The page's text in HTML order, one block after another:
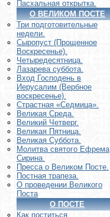
Пасхальная открытка.
О ВЕЛИКОМ ПОСТЕ
Три подготовительные
недели.
Сыропуст (Прощенное
Воскресенье).
Четыредесятница.
Лазарева суббота.
Вход Господень в
Иерусалим (Вербное
воскресенье).
Страстная «Седмица».
Великая Среда.
Великий Четверг.
Великая Пятница.
Великая Суббота.
Молитва святого Ефрема
Сирина.
Пресса о Великом Посте.
Постная трапеза.
О проведении Великого
Поста
О ПОСТЕ
Как поститься